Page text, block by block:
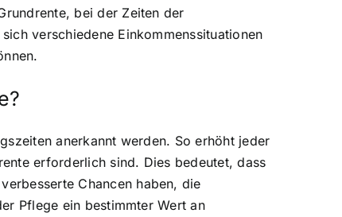
bei der Zeiten der
verschiedene Einkommenssituationen
anerkannt werden. So erhöht jeder
erforderlich sind. Dies bedeutet, dass
Chancen haben, die
Pflege ein bestimmter Wert an